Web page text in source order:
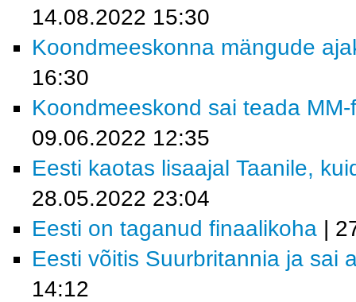
14.08.2022 15:30
Koondmeeskonna mängude
16:30
Koondmeeskond sai teada
09.06.2022 12:35
Eesti kaotas lisaajal Taanile,
28.05.2022 23:04
Eesti on taganud finaalikoha |
Eesti võitis Suurbritannia ja sai
14:12